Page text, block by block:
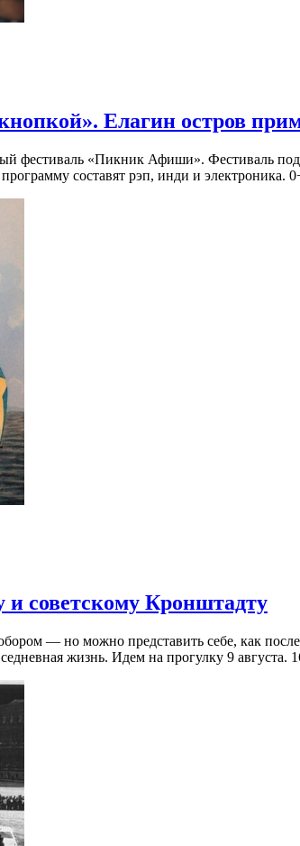
Елагин остров
фестиваль «Пикник Афиши». Фестиваль под
составят рэп, инди и электроника.
и советскому Кронштадту
— но можно представить себе, как
жизнь. Идем на прогулку 9 августа.